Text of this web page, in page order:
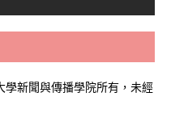
新聞與傳播學院所有，未經